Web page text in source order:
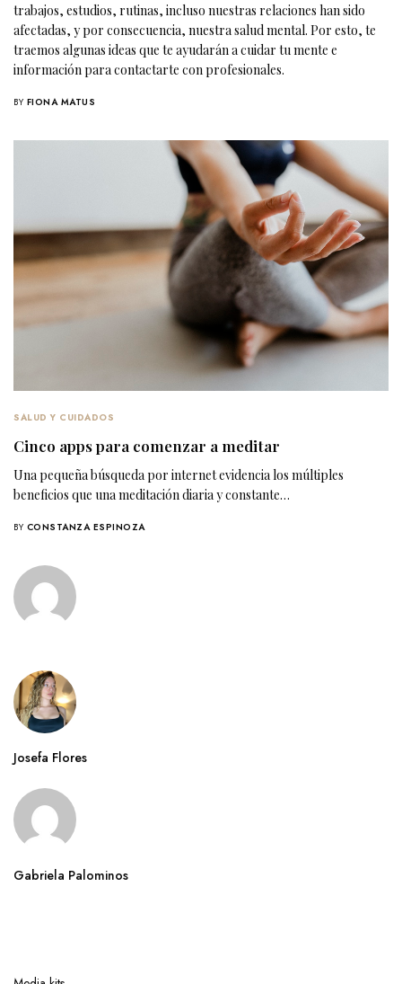
trabajos, estudios, rutinas, incluso nuestras relaciones han sido
afectadas, y por consecuencia, nuestra salud mental. Por esto, te
traemos algunas ideas que te ayudarán a cuidar tu mente e
información para contactarte con profesionales.
BY FIONA MATUS
SALUD Y CUIDADOS
Cinco apps para comenzar a meditar
Una pequeña búsqueda por internet evidencia los múltiples
beneficios que una meditación diaria y constante…
BY CONSTANZA ESPINOZA
Josefa Flores
Gabriela Palominos